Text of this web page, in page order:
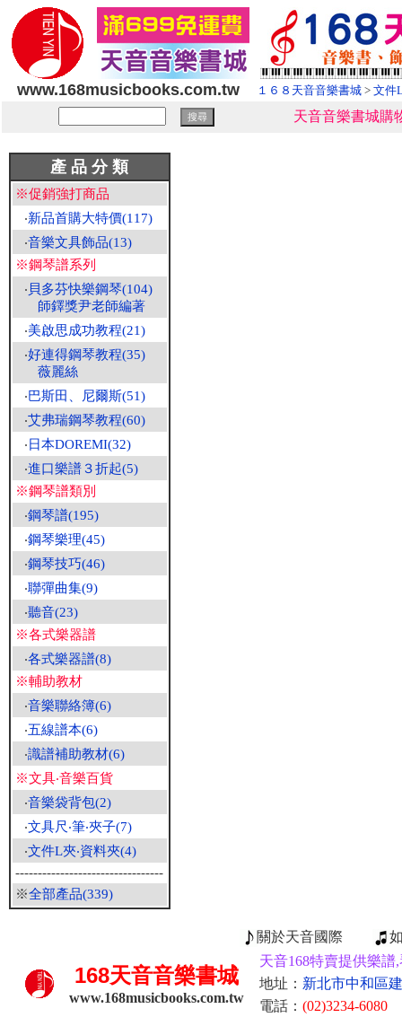
www.168musicbooks.com.tw １６８天音音樂書城 > 文件
天音音樂書城購
產 品 分 類
※促銷強打商品
‧新品首購大特價(117)
‧音樂文具飾品(13)
※鋼琴譜系列
‧ 貝多芬快樂鋼琴(104)
師鐸獎尹老師編著
‧美啟思成功教程(21)
‧好連得鋼琴教程(35)
薇麗絲
‧巴斯田、尼爾斯(51)
‧艾弗瑞鋼琴教程(60)
‧ 日本DOREMI(32)
‧進口樂譜３折起(5)
※鋼琴譜類別
‧鋼琴譜(195)
‧鋼琴樂理(45)
‧鋼琴技巧(46)
‧聯彈曲集(9)
‧聽音(23)
※各式樂器譜
‧各式樂器譜(8)
※輔助教材
‧音樂聯絡簿(6)
‧五線譜本(6)
‧識譜補助教材(6)
※文具‧音樂百貨
‧音樂袋背包(2)
‧文具尺‧筆‧夾子(7)
‧文件L夾‧資料夾(4)
---------------------------------
※全部產品(339)
關於天音國際
168天音音樂書城
www.168musicbooks.com.tw
天音168特賣提供樂
地址： 新北市中和區
電話： (02)3234-6080